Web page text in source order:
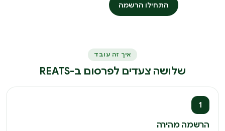
התחילו הרשמה
איך זה עובד
שלושה צעדים לפרסום ב-REATS
1
הרשמה מהירה